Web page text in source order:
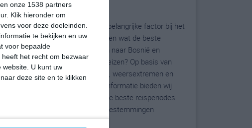
onze 1538 partners
Klik hieronder om
voor deze doeleinden.
te bekijken en uw
voor bepaalde
het recht om bezwaar
U kunt uw
deze site en te klikken
Beste reistijd
Het weer is een belangrijke factor bij het
reizen. Wil je weten wat de beste
maanden zijn om naar Bosnië en
Herzegovina te reizen? Op basis van
klimaatgegevens, weersextremen en
specifieke weerinformatie bieden wij
informatie over de beste reisperiodes
voor duizenden bestemmingen
wereldwijd.